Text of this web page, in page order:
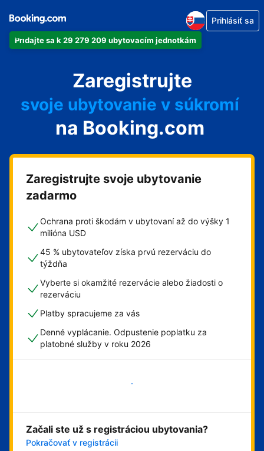
Pridajte sa k 29 279 209 ubytovacím jednotkám
Prihlásiť sa
Zaregistrujte
svoj hotel
svoje ubytovanie v súkromí
svoj penzión
svoje bed and breakfast
na Booking.com
Zaregistrujte svoje ubytovanie
zadarmo
Ochrana proti škodám v ubytovaní až do výšky 1
milióna USD
45 % ubytovateľov získa prvú rezerváciu do
týždňa
Vyberte si okamžité rezervácie alebo žiadosti o
rezerváciu
Platby spracujeme za vás
Denné vyplácanie. Odpustenie poplatku za
platobné služby v roku 2026
Začali ste už s registráciou ubytovania?
Pokračovať v registrácii